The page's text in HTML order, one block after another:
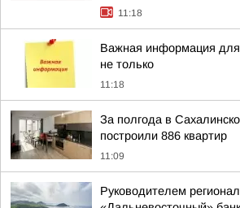
11:18
Важная информация
не только
11:18
За полгода в
построили 886 квартир
11:09
Руководителем